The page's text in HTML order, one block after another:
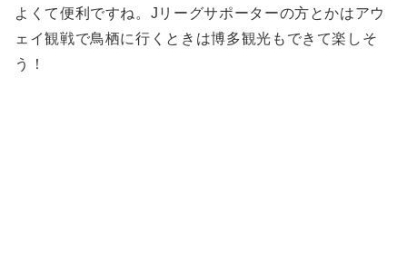
よくて便利ですね。Jリーグサポーターの方とかはアウ
ェイ観戦で鳥栖に行くときは博多観光もできて楽しそ
う！